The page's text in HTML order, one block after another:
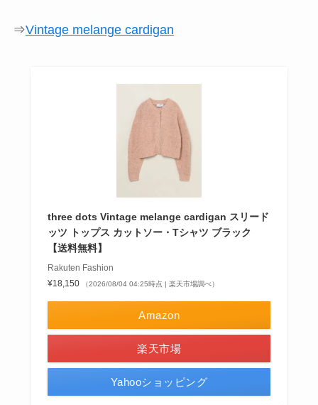
⇒Vintage melange cardigan
three dots Vintage melange cardigan スリード
ッツ トップス カットソー・Tシャツ ブラック
【送料無料】
Rakuten Fashion
¥18,150
（2026/08/04 04:25時点 | 楽天市場調べ）
Amazon
楽天市場
Yahooショッピング